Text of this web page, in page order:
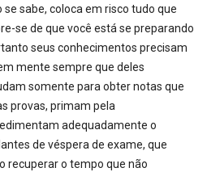
sabe, coloca em risco tudo que
se de que você está se preparando
seus conhecimentos precisam
mente sempre que deles
somente para obter notas que
provas, primam pela
adequadamente o
de véspera de exame, que
recuperar o tempo que não